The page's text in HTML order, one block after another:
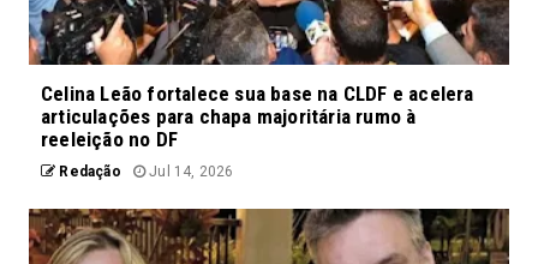
Celina Leão fortalece sua base na CLDF e acelera
articulações para chapa majoritária rumo à
reeleição no DF
Redação Jul 14, 2026